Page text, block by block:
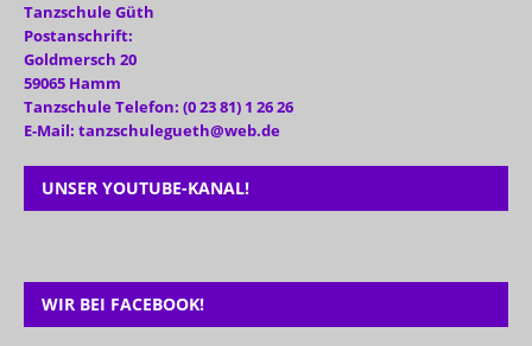
Tanzschule Güth
Postanschrift:
Goldmersch 20
59065 Hamm
Tanzschule Telefon: (0 23 81) 1 26 26
E-Mail: tanzschulegueth@web.de
UNSER YOUTUBE-KANAL!
WIR BEI FACEBOOK!